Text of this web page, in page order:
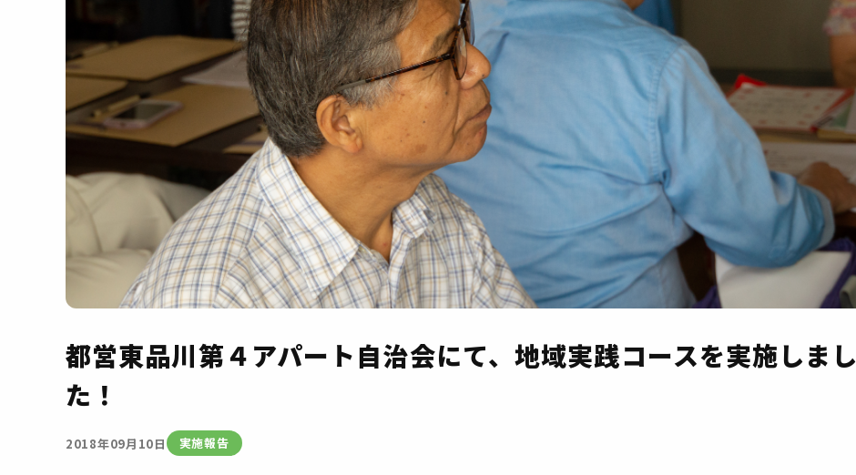
都営東品川第４アパート自治会にて、地域実践コースを実施しまし
た！
2018年09月10日 実施報告